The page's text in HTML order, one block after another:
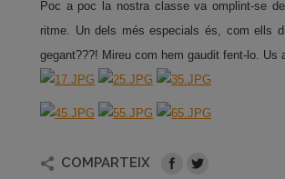
Poc a poc la nostra classe va omplint-se
ritme. Un dels més especials és, com ells
gegant???! Mireu com hem gaudit fent-lo. Us
COMPARTEIX